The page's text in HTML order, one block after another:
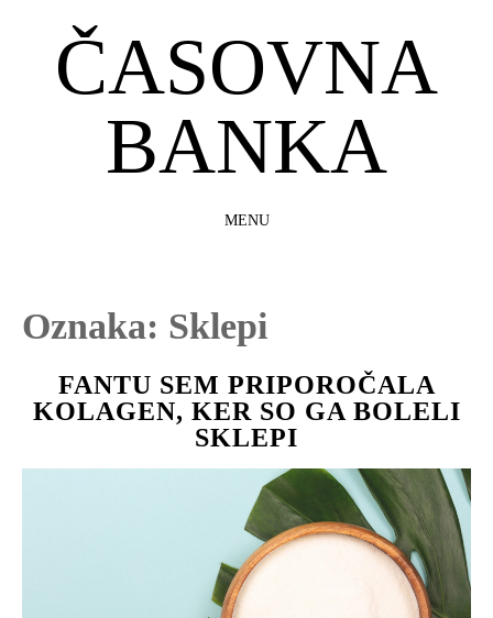
ČASOVNA
BANKA
MENU
CONTENT
Oznaka: Sklepi
FANTU SEM PRIPOROČALA
KOLAGEN, KER SO GA BOLELI
SKLEPI